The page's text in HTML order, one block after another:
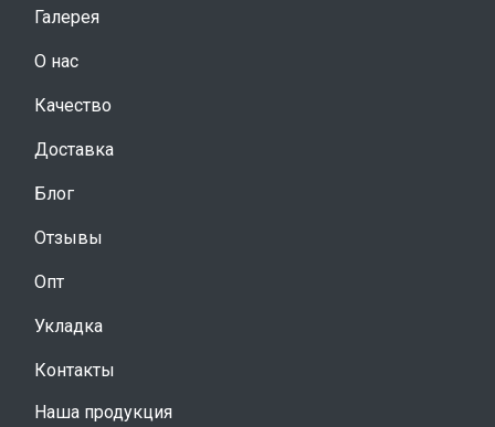
Галерея
О нас
Качество
Доставка
Блог
Отзывы
Опт
Укладка
Контакты
Наша продукция